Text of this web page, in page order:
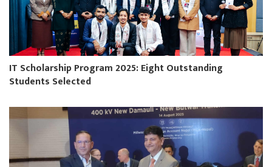
IT Scholarship Program 2025: Eight Outstanding
Students Selected